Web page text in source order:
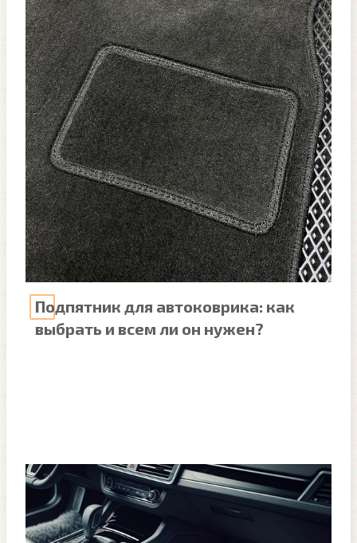
Подпятник для автоковрика: как
выбрать и всем ли он нужен?